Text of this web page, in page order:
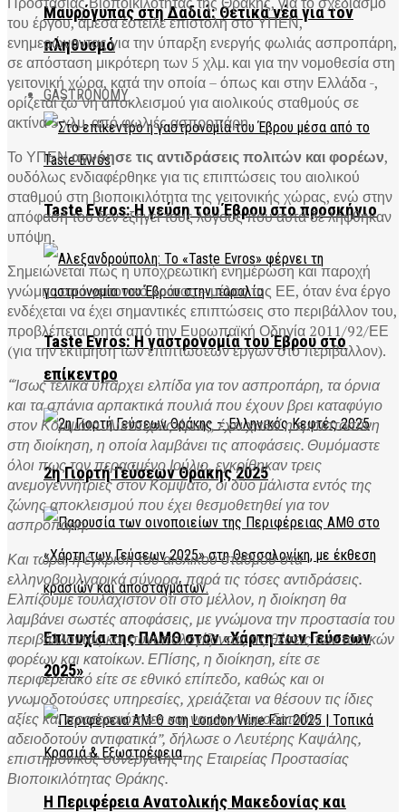
Μαυρόγυπας στη Δαδιά: Θετικά νέα για τον
πληθυσμό
GASTRONOMY
Taste Evros: Η γεύση του Έβρου στο προσκήνιο
Taste Evros: Η γαστρονομία του Έβρου στο
επίκεντρο
2η Γιορτή Γεύσεων Θράκης 2025
Επιτυχία της ΠΑΜΘ στον «Χάρτη των Γεύσεων
2025»
Η Περιφέρεια Ανατολικής Μακεδονίας και
του έργου, άμεσα έστειλε επιστολή στο ΥΠΕΝ,
ενημερώνοντας για την ύπαρξη ενεργής φωλιάς ασπροπάρη,
σε απόσταση μικρότερη των 5 χλμ. και για την νομοθεσία στη
γειτονική χώρα, κατά την οποία – όπως και στην Ελλάδα -,
ορίζεται ζω΄νη αποκλεισμού για αιολικούς σταθμούς σε
ακτίνα 5 χλμ. από φωλιές ασπροπάρη.
Το ΥΠΕΝαγνόησε τις αντιδράσεις πολιτών καιφορέων,
ουδόλως ενδιαφέρθηκε για τις επιπτώσεις του αιολικού
σταθμού στη βιοποικιλότητα της γειτονικής χώρας, ενώ στην
απόφασή του δεν εξηγεί τους λόγους που αυτά δε λήφθηκαν
υπόψη.
Σημειώνεται πως η υποχρεωτική ενημέρωση και παροχή
γνώμης από γειτονικό κράτος – μέλος της ΕΕ, όταν ένα έργο
ενδέχεται να έχει σημαντικές επιπτώσεις στο περιβάλλον του,
προβλέπεται ρητά από την Ευρωπαϊκή Οδηγία 2011/92/ΕΕ
(για την εκτίμηση των επιπτώσεων έργων στο περιβάλλον).
“Ίσως τελικά υπάρχει ελπίδα για τον ασπροπάρη, τα όρνια
και τα σπάνια αρπακτικά πουλιά που έχουν βρει καταφύγιο
στον Κομψάτο. Δυστυχώς όμως, έχει χαθεί η εμπιστοσύνη
στη διοίκηση, η οποία λαμβάνει τις αποφάσεις. Θυμόμαστε
όλοι πως τον περασμένο Ιούλιο, εγκρίθηκαν τρεις
ανεμογεννήτριες στον Κομψάτο, οι δύο μάλιστα εντός της
ζώνης αποκλεισμού που έχει θεσμοθετηθεί για τον
ασπροπάρη.
Και τώρα, η έγκριση του αιολικού σταθμού στα
ελληνοβουλγαρικά σύνορα, παρά τις τόσες αντιδράσεις.
Ελπίζουμε τουλάχιστον ότι στο μέλλον, η διοίκηση θα
λαμβάνει σωστές αποφάσεις, με γνώμονα την προστασία του
περιβάλλοντος και συνυπολογίζοντας τις θέσεις των τοπικών
φορέων και κατοίκων. ΕΠίσης, η διοίκηση, είτε σε
περιφερειακό είτε σε εθνικό επίπεδο, καθώς και οι
γνωμοδοτούσες υπηρεσίες, χρειάζεται να θέσουν τις ίδιες
αξίες και προτεραιότητες και να μη γνωμοδοτούν/
αδειοδοτούν αντιφατικά”, δήλωσε ο Λευτέρης Καψάλης,
επιστημονικός συνεργάτης της Εταιρείας Προστασίας
Βιοποικιλότητας Θράκης.